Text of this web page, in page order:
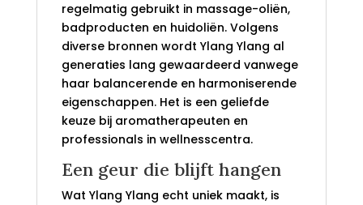
regelmatig gebruikt in massage-oliën,
badproducten en huidoliën. Volgens
diverse bronnen wordt Ylang Ylang al
generaties lang gewaardeerd vanwege
haar balancerende en harmoniserende
eigenschappen. Het is een geliefde
keuze bij aromatherapeuten en
professionals in wellnesscentra.
Een geur die blijft hangen
Wat Ylang Ylang echt uniek maakt, is